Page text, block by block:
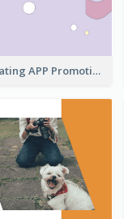
Pastel Dating APP Promotion Instagram Story Design